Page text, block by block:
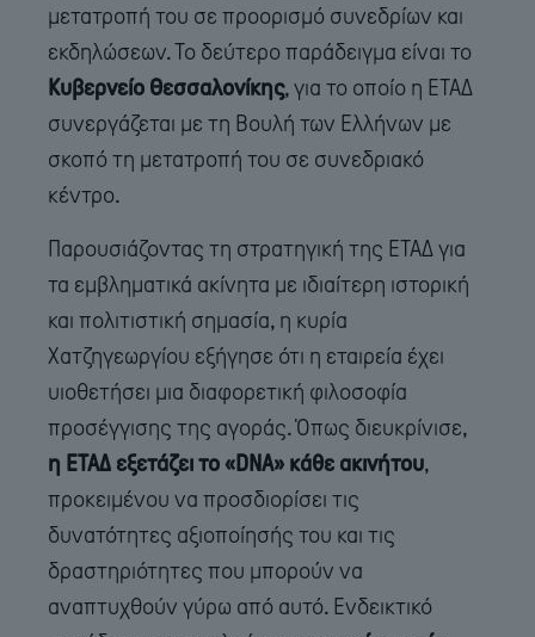
μετατροπή του σε προορισμό συνεδρίων και
εκδηλώσεων. Το δεύτερο παράδειγμα είναι το
Κυβερνείο Θεσσαλονίκης, για το οποίο η ΕΤΑΔ
συνεργάζεται με τη Βουλή των Ελλήνων με
σκοπό τη μετατροπή του σε συνεδριακό
κέντρο.
Παρουσιάζοντας τη στρατηγική της ΕΤΑΔ για
τα εμβληματικά ακίνητα με ιδιαίτερη ιστορική
και πολιτιστική σημασία, η κυρία
Χατζηγεωργίου εξήγησε ότι η εταιρεία έχει
υιοθετήσει μια διαφορετική φιλοσοφία
προσέγγισης της αγοράς. Όπως διευκρίνισε,
η ΕΤΑΔ εξετάζει το «DNA» κάθε ακινήτου,
προκειμένου να προσδιορίσει τις
δυνατότητες αξιοποίησής του και τις
δραστηριότητες που μπορούν να
αναπτυχθούν γύρω από αυτό. Ενδεικτικό